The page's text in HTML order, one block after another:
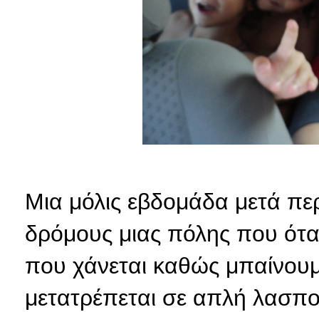
Μια μόλις εβδομάδα μετά
δρόμους μιας πόλης που
που χάνεται καθώς
μετατρέπεται σε απλή